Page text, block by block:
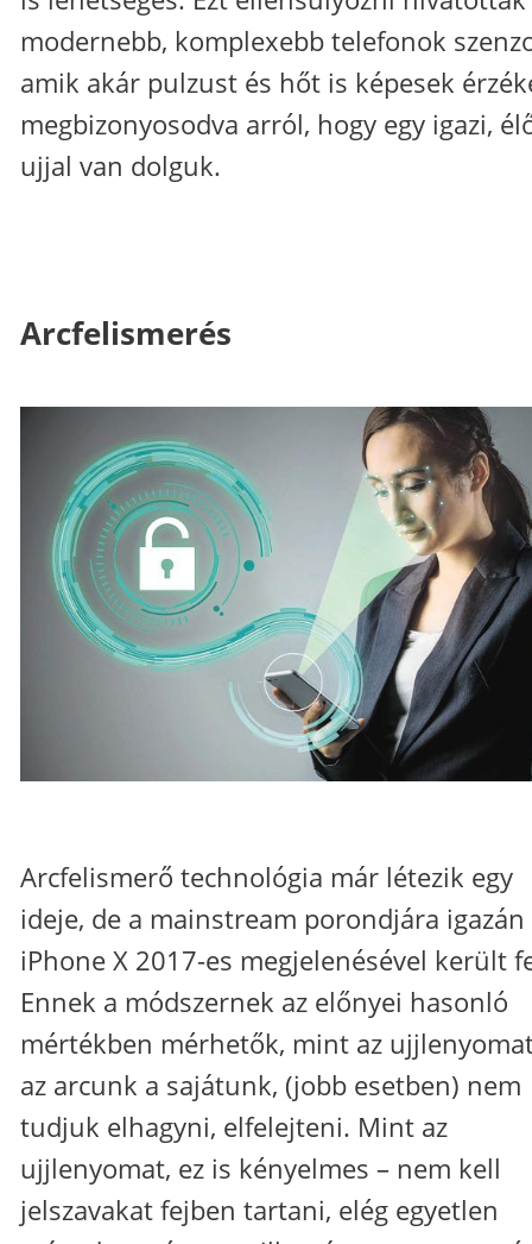
modernebb, komplexebb telefonok
amik akár pulzust és hőt is képesek
megbizonyosodva arról, hogy egy igazi,
ujjal van dolguk.
Arcfelismerés
Arcfelismerő technológia már létezik egy
ideje, de a mainstream porondjára igazán
iPhone X 2017-es megjelenésével került
Ennek a módszernek az előnyei hasonló
mértékben mérhetők, mint az
az arcunk a sajátunk, (jobb esetben) nem
tudjuk elhagyni, elfelejteni. Mint az
ujjlenyomat, ez is kényelmes – nem kell
jelszavakat fejben tartani, elég egyetlen